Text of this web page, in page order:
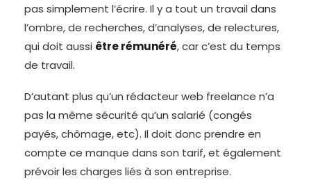
pas simplement l’écrire. Il y a tout un travail dans
l’ombre, de recherches, d’analyses, de relectures,
qui doit aussi être rémunéré, car c’est du temps
de travail.
D’autant plus qu’un rédacteur web freelance n’a
pas la même sécurité qu’un salarié (congés
payés, chômage, etc). Il doit donc prendre en
compte ce manque dans son tarif, et également
prévoir les charges liés à son entreprise.